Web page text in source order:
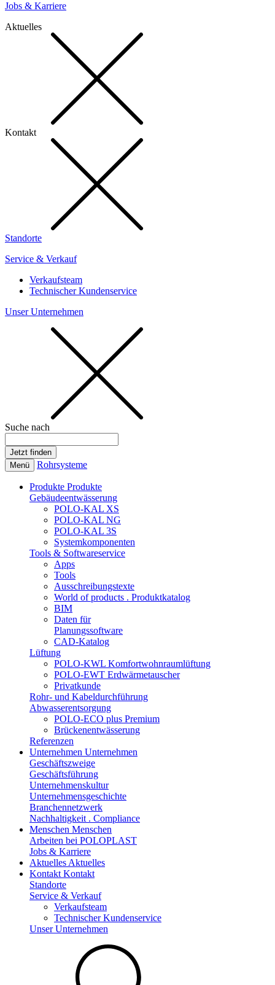
Jobs & Karriere
Aktuelles
Kontakt
Standorte
Service & Verkauf
Verkaufsteam
Technischer Kundenservice
Unser Unternehmen
Suche nach
Menü Rohrsysteme
Produkte Produkte
Gebäudeentwässerung
POLO-KAL XS
POLO-KAL NG
POLO-KAL 3S
Systemkomponenten
Tools & Softwareservice
Apps
Tools
Ausschreibungstexte
World of products . Produktkatalog
BIM
Daten für
Planungssoftware
CAD-Katalog
Lüftung
POLO-KWL Komfortwohnraumlüftung
POLO-EWT Erdwärmetauscher
Privatkunde
Rohr- und Kabeldurchführung
Abwasserentsorgung
POLO-ECO plus Premium
Brückenentwässerung
Referenzen
Unternehmen Unternehmen
Geschäftszweige
Geschäftsführung
Unternehmenskultur
Unternehmensgeschichte
Branchennetzwerk
Nachhaltigkeit . Compliance
Menschen Menschen
Arbeiten bei POLOPLAST
Jobs & Karriere
Aktuelles Aktuelles
Kontakt Kontakt
Standorte
Service & Verkauf
Verkaufsteam
Technischer Kundenservice
Unser Unternehmen